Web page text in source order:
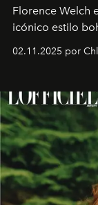
Florence Welch
icónico estilo
02.11.2025 por